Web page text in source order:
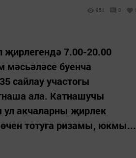
954 0
7.00-20.00
мәсьәләсе буенча
сайлау участогы
ала. Катнашучы
ул акчаларны җирлек
тотуга ризамы, юкмы...